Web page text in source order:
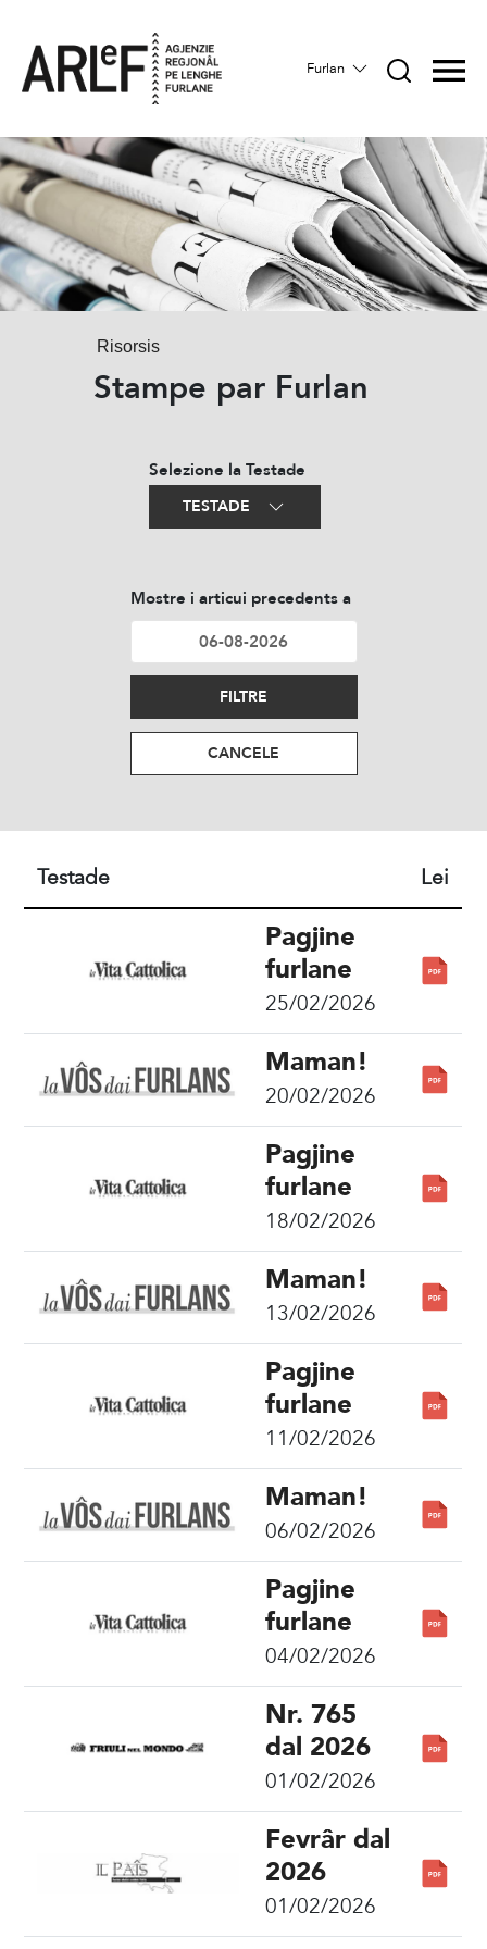
Furlan
Risorsis
Stampe par Furlan
Selezione la Testade
TESTADE
Mostre i articui precedents a
FILTRE
CANCELE
Testade Lei
Pagjine
furlane
25/02/2026
Maman!
20/02/2026
Pagjine
furlane
18/02/2026
Maman!
13/02/2026
Pagjine
furlane
11/02/2026
Maman!
06/02/2026
Pagjine
furlane
04/02/2026
Nr. 765
dal 2026
01/02/2026
Fevrâr dal
2026
01/02/2026